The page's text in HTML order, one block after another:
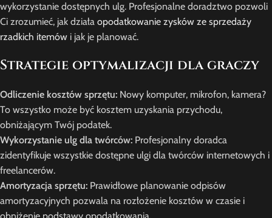
wykorzystanie dostępnych ulg. Profesjonalne doradztwo pozwoli
Ci zrozumieć, jak działa opodatkowanie zysków ze sprzedaży
rzadkich itemów i jak je planować.
Strategie optymalizacji dla graczy
Odliczenie kosztów sprzętu: Nowy komputer, mikrofon, kamera?
To wszystko może być kosztem uzyskania przychodu,
obniżającym Twój podatek.
Wykorzystanie ulg dla twórców: Profesjonalny doradca
zidentyfikuje wszystkie dostępne ulgi dla twórców internetowych i
freelancerów.
Amortyzacja sprzętu: Prawidłowe planowanie odpisów
amortyzacyjnych pozwala na rozłożenie kosztów w czasie i